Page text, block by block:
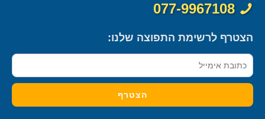
077-9967108
הצטרף לרשימת התפוצה שלנו: